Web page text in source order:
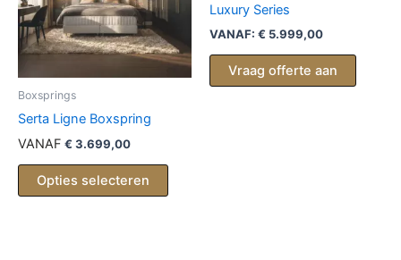
Boxsprings
Serta Ligne Boxspring
VANAF € 3.699,00
Opties selecteren
Luxury Series
VANAF: € 5.999,00
Vraag offerte aan